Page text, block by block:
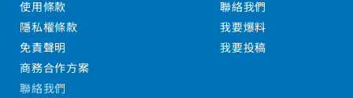
使用條款
隱私權條款
免責聲明
商務合作方案
聯絡我們
我要爆料
我要投稿
聯絡我們